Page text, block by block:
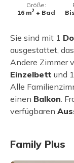
Größe:
16 m2 + Bad
Sie sind mit 1
ausgestattet,
Andere Zimmer
Einzelbett und 1
Alle
einen Balkon .
verfügbaren
Family Plus